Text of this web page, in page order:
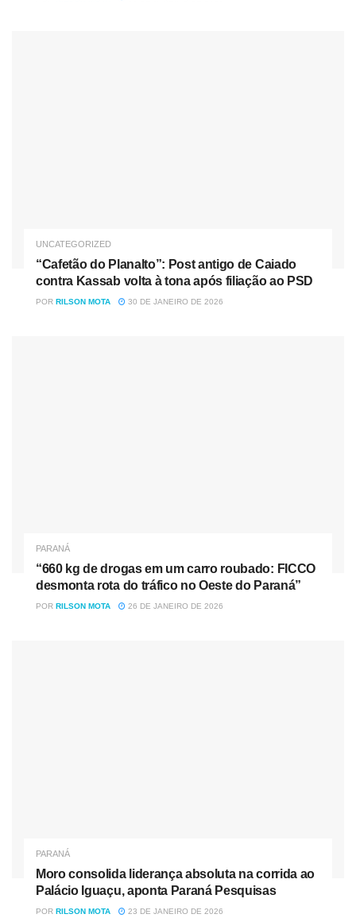
UNCATEGORIZED
“Cafetão do Planalto”: Post antigo de Caiado
contra Kassab volta à tona após filiação ao PSD
POR RILSON MOTA 30 DE JANEIRO DE 2026
PARANÁ
“660 kg de drogas em um carro roubado: FICCO
desmonta rota do tráfico no Oeste do Paraná”
POR RILSON MOTA 26 DE JANEIRO DE 2026
PARANÁ
Moro consolida liderança absoluta na corrida ao
Palácio Iguaçu, aponta Paraná Pesquisas
POR RILSON MOTA 23 DE JANEIRO DE 2026